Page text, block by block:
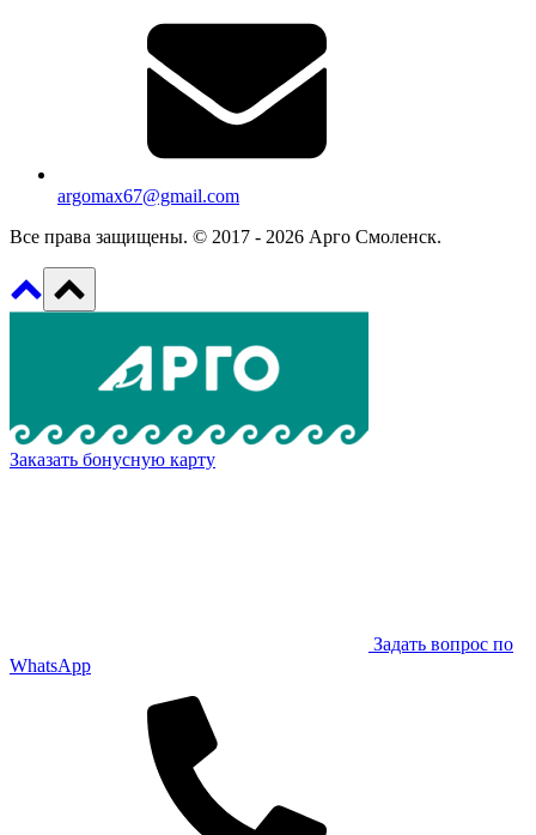
argomax67@gmail.com
Все права защищены. © 2017 - 2026 Арго Смоленск.
Заказать бонусную карту
Задать вопрос по
WhatsApp